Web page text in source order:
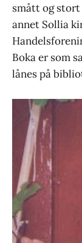
smått og
annet Sollia
Boka er som
lånes på